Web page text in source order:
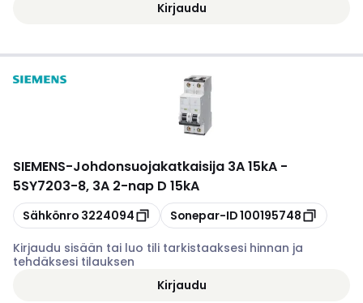
Kirjaudu
SIEMENS-Johdonsuojakatkaisija 3A 15kA -
5SY7203-8, 3A 2-nap D 15kA
Kopioi
Sähkönro 3224094 Kopioi
Sonepar-ID100195748
Kirjaudu sisään tai luo tili tarkistaaksesi hinnan ja
tehdäksesi tilauksen
Kirjaudu